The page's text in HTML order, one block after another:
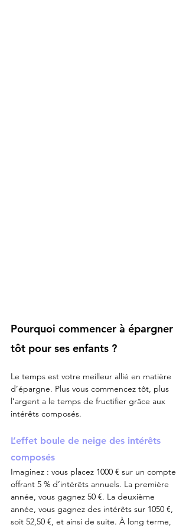
Pourquoi commencer à épargner
tôt pour ses enfants ?
Le temps est votre meilleur allié en matière
d’épargne. Plus vous commencez tôt, plus
l’argent a le temps de fructifier grâce aux
intérêts composés.
L’effet boule de neige des intérêts
composés
Imaginez : vous placez 1000 € sur un compte
offrant 5 % d’intérêts annuels. La première
année, vous gagnez 50 €. La deuxième
année, vous gagnez des intérêts sur 1050 €,
soit 52,50 €, et ainsi de suite. À long terme,